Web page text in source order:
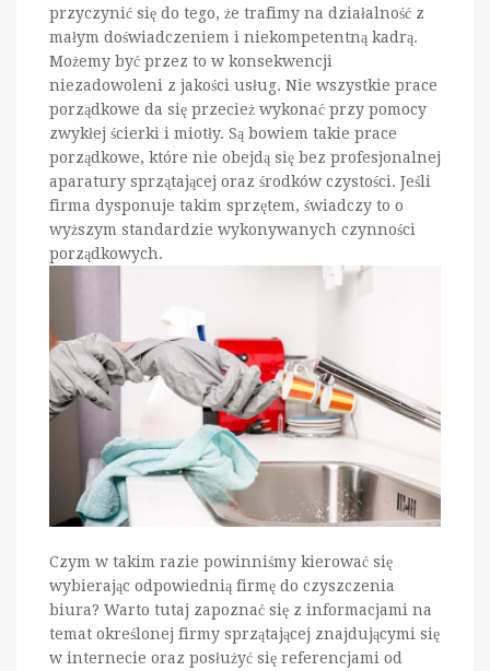
przyczynić się do tego, że trafimy na działalność z
małym doświadczeniem i niekompetentną kadrą.
Możemy być przez to w konsekwencji
niezadowoleni z jakości usług. Nie wszystkie prace
porządkowe da się przecież wykonać przy pomocy
zwykłej ścierki i miotły. Są bowiem takie prace
porządkowe, które nie obejdą się bez profesjonalnej
aparatury sprzątającej oraz środków czystości. Jeśli
firma dysponuje takim sprzętem, świadczy to o
wyższym standardzie wykonywanych czynności
porządkowych.
Czym w takim razie powinniśmy kierować się
wybierając odpowiednią firmę do czyszczenia
biura? Warto tutaj zapoznać się z informacjami na
temat określonej firmy sprzątającej znajdującymi się
w internecie oraz posłużyć się referencjami od